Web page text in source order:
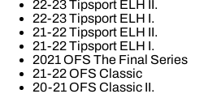
22-23 Tipsport ELH II.
22-23 Tipsport ELH I.
21-22 Tipsport ELH II.
21-22 Tipsport ELH I.
2021 OFS The Final Series
21-22 OFS Classic
20-21 OFS Classic II.